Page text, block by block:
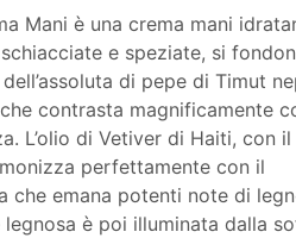
Mani è una crema mani
e speziate, si
di pepe di Timut
contrasta magnificamente
L’olio di Vetiver di Haiti, con
perfettamente con il
che emana potenti note di
è poi illuminata dalla